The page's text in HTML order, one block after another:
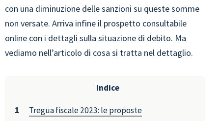
con una diminuzione delle sanzioni su queste somme
non versate. Arriva infine il prospetto consultabile
online con i dettagli sulla situazione di debito. Ma
vediamo nell’articolo di cosa si tratta nel dettaglio.
Indice
Tregua fiscale 2023: le proposte